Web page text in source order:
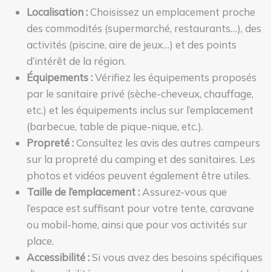
Localisation :Choisissez un emplacement proche
des commodités (supermarché, restaurants…), des
activités (piscine, aire de jeux…) et des points
d’intérêt de la région.
Équipements :Vérifiez les équipements proposés
par le sanitaire privé (sèche-cheveux, chauffage,
etc.) et les équipements inclus sur l’emplacement
(barbecue, table de pique-nique, etc.).
Propreté :Consultez les avis des autres campeurs
sur la propreté du camping et des sanitaires. Les
photos et vidéos peuvent également être utiles.
Taille de l’emplacement : Assurez-vous que
l’espace est suffisant pour votre tente, caravane
ou mobil-home, ainsi que pour vos activités sur
place.
Accessibilité :Si vous avez des besoins spécifiques